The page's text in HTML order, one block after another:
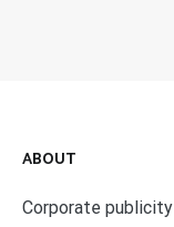
ABOUT
Corporate